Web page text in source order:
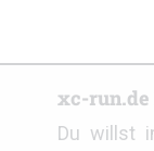
xc-run.de
Du willst